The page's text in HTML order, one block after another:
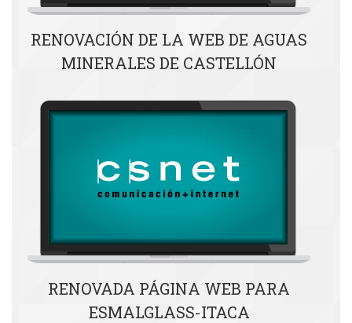
RENOVACIÓN DE LA WEB DE AGUAS
MINERALES DE CASTELLÓN
RENOVADA PÁGINA WEB PARA
ESMALGLASS-ITACA